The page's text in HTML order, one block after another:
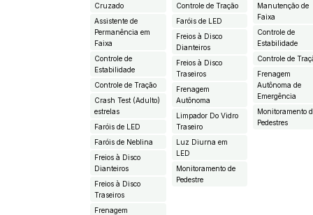
Cruzado
Assistente de
Permanência em
Faixa
Controle de
Estabilidade
Controle de Tração
Crash Test (Adulto)
estrelas
Faróis de LED
Faróis de Neblina
Freios à Disco
Dianteiros
Freios à Disco
Traseiros
Frenagem
Controle de Tração
Faróis de LED
Freios à Disco
Dianteiros
Freios à Disco
Traseiros
Frenagem
Autônoma
Limpador Do Vidro
Traseiro
Luz Diurna em
LED
Monitoramento de
Pedestre
Manutenção de
Faixa
Controle de
Estabilidade
Controle de
Frenagem
Autônoma de
Emergência
Monitoramento
Pedestres